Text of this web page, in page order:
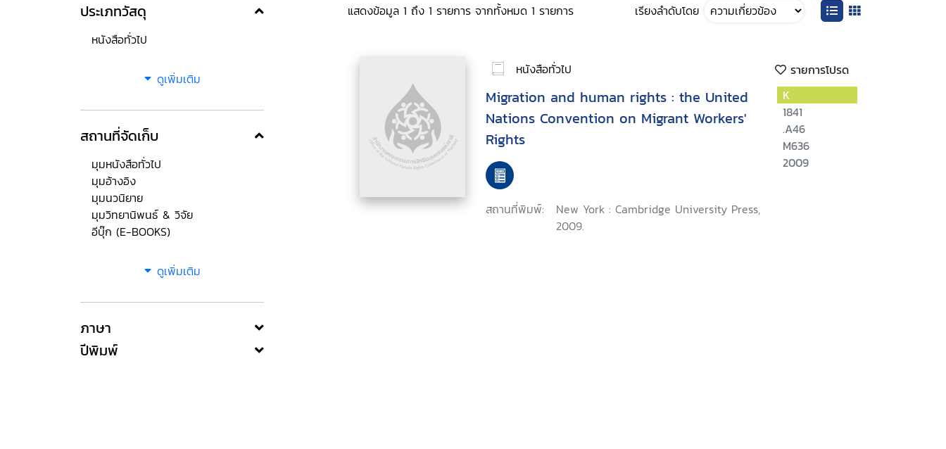
ประเภทวัสดุ
หนังสือทั่วไป
ดูเพิ่มเติม
สถานที่จัดเก็บ
มุมหนังสือทั่วไป
มุมอ้างอิง
มุมนวนิยาย
มุมวิทยานิพนธ์ & วิจัย
อีบุ๊ก (E-BOOKS)
ดูเพิ่มเติม
ภาษา
ปีพิมพ์
แสดงข้อมูล 1 ถึง 1 รายการ จากทั้งหมด 1 รายการ เรียงลำดับโดย
หนังสือทั่วไป รายการโปรด
Migration and human rights : the United
Nations Convention on Migrant Workers'
Rights
สถานที่พิมพ์:
New York : Cambridge University Press,
2009.
K
1841
.A46
M636
2009